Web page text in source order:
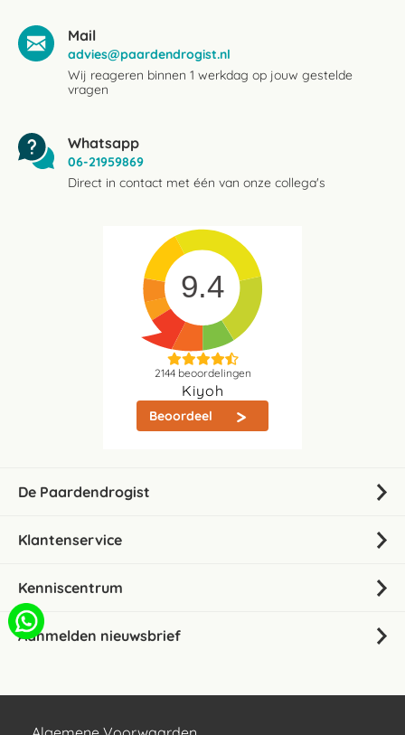
Mail
advies@paardendrogist.nl
Wij reageren binnen 1 werkdag op jouw gestelde
vragen
Whatsapp
06-21959869
Direct in contact met één van onze collega's
9.4
2144beoordelingen
Kiyoh
Beoordeel
De Paardendrogist
Klantenservice
Kenniscentrum
Aanmelden nieuwsbrief